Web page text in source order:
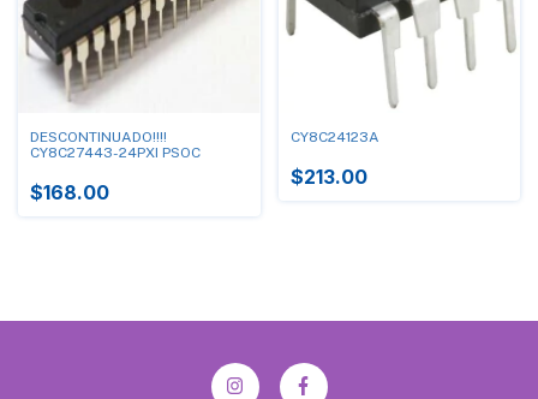
DESCONTINUADO!!!!
CY8C27443-24PXI PSOC
$168.00
CY8C24123A
$213.00